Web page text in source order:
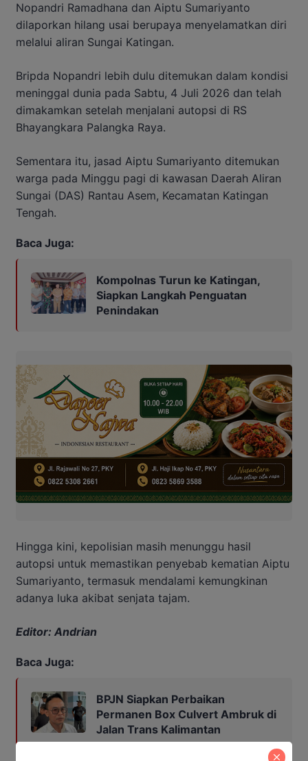
Nopandri Ramadhana dan Aiptu Sumariyanto
dilaporkan hilang usai berupaya menyelamatkan diri
melalui aliran Sungai Katingan.
Bripda Nopandri lebih dulu ditemukan dalam kondisi
meninggal dunia pada Sabtu, 4 Juli 2026 dan telah
dimakamkan setelah menjalani autopsi di RS
Bhayangkara Palangka Raya.
Sementara itu, jasad Aiptu Sumariyanto ditemukan
warga pada Minggu pagi di kawasan Daerah Aliran
Sungai (DAS) Rantau Asem, Kecamatan Katingan
Tengah.
Baca Juga:
Kompolnas Turun ke Katingan,
Siapkan Langkah Penguatan
Penindakan
Hingga kini, kepolisian masih menunggu hasil
autopsi untuk memastikan penyebab kematian Aiptu
Sumariyanto, termasuk mendalami kemungkinan
adanya luka akibat senjata tajam.
Editor: Andrian
Baca Juga:
BPJN Siapkan Perbaikan
Permanen Box Culvert Ambruk di
Jalan Trans Kalimantan